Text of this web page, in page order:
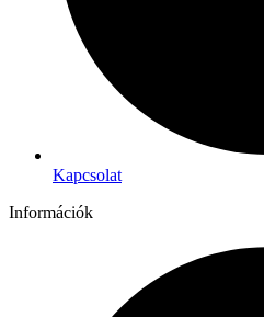
Kapcsolat
Információk